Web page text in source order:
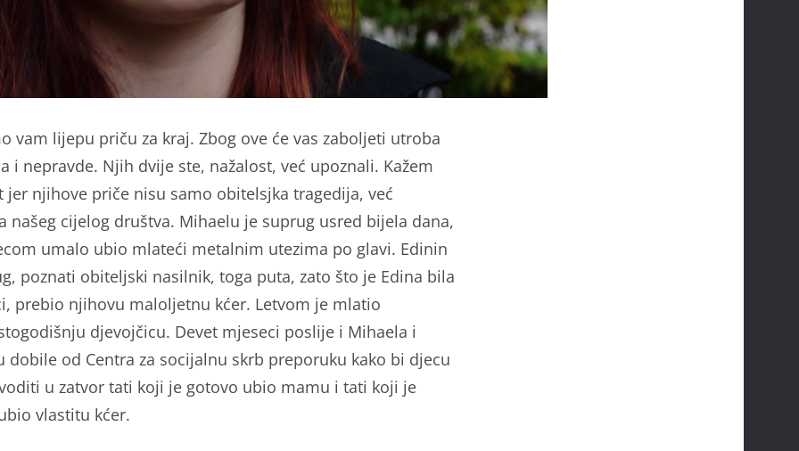
vam lijepu priču za kraj. Zbog ove će vas zaboljeti utroba
i nepravde. Njih dvije ste, nažalost, već upoznali. Kažem
jer njihove priče nisu samo obitelsjka tragedija, već
našeg cijelog društva. Mihaelu je suprug usred bijela dana,
umalo ubio mlateći metalnim utezima po glavi. Edinin
poznati obiteljski nasilnik, toga puta, zato što je Edina bila
prebio njihovu maloljetnu kćer. Letvom je mlatio
djevojčicu. Devet mjeseci poslije i Mihaela i
dobile od Centra za socijalnu skrb preporuku kako bi djecu
u zatvor tati koji je gotovo ubio mamu i tati koji je
vlastitu kćer.